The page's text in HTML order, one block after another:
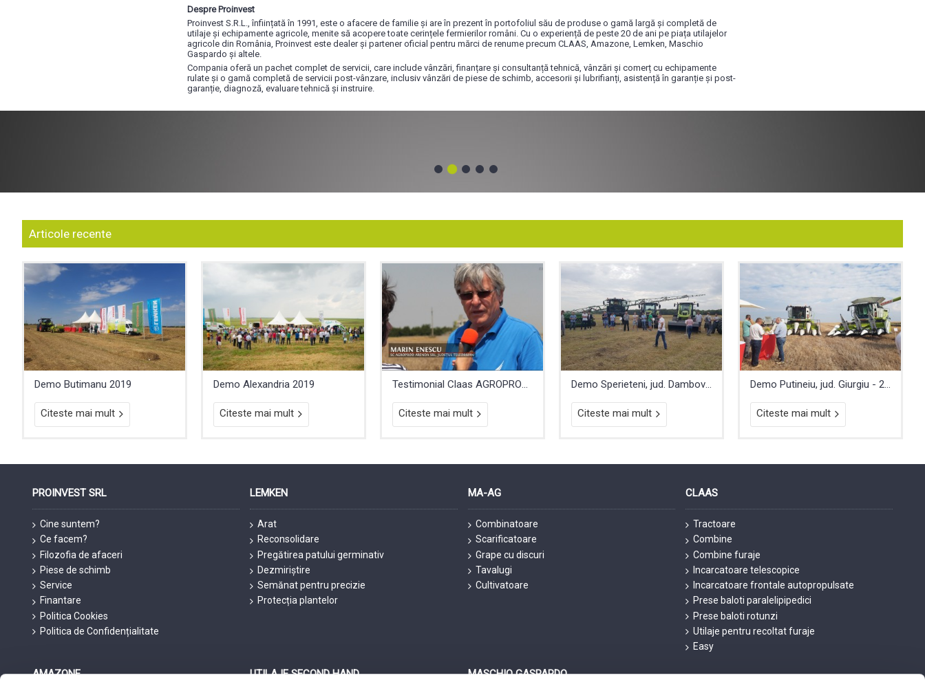
Despre Proinvest
Proinvest S.R.L., înființată în 1991, este o afacere de familie și are în prezent în portofoliul său de produse o gamă largă și completă de
utilaje și echipamente agricole, menite să acopere toate cerințele fermierilor români. Cu o experiență de peste 20 de ani pe piața utilajelor
agricole din România, Proinvest este dealer și partener oficial pentru mărci de renume precum CLAAS, Amazone, Lemken, Maschio
Gaspardo și altele.
Compania oferă un pachet complet de servicii, care include vânzări, finanțare și consultanță tehnică, vânzări și comerț cu echipamente
rulate și o gamă completă de servicii post-vânzare, inclusiv vânzări de piese de schimb, accesorii și lubrifianți, asistență în garanție și post-
garanție, diagnoză, evaluare tehnică și instruire.
1 2 3 4 5
Articole recente
Demo Butimanu 2019
Citeste mai mult
Demo Alexandria 2019
Citeste mai mult
Testimonial Claas AGROPROD ARENDA
Citeste mai mult
Demo Sperieteni, jud. Dambovita - 2018
Citeste mai mult
Demo Putineiu, jud. Giurgiu - 2018
Citeste mai mult
PROINVEST SRL
Cine suntem?
Ce facem?
Filozofia de afaceri
Piese de schimb
Service
Finantare
Politica Cookies
Politica de Confidențialitate
LEMKEN
Arat
Reconsolidare
Pregătirea patului germinativ
Dezmiriștire
Semănat pentru precizie
Protecția plantelor
MA-AG
Combinatoare
Scarificatoare
Grape cu discuri
Tavalugi
Cultivatoare
CLAAS
Tractoare
Combine
Combine furaje
Incarcatoare telescopice
Incarcatoare frontale autopropulsate
Prese baloti paralelipipedici
Prese baloti rotunzi
Utilaje pentru recoltat furaje
Easy
AMAZONE UTILAJE SECOND HAND MASCHIO GASPARDO